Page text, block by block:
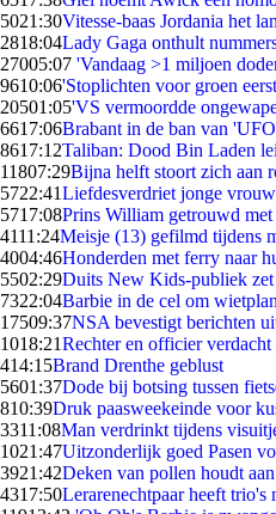
5021:30Vitesse-baas Jordania het
2818:04Lady Gaga onthult
27005:07 'Vandaag >1 miljoen
9610:06'Stoplichten voor groen
20501:05'VS vermoordde
6617:06Brabant in de ban van
8617:12Taliban: Dood Bin Laden
11807:29Bijna helft stoort zich aan
5722:41Liefdesverdriet jonge
5717:08Prins William getrouwd
4111:24Meisje (13) gefilmd tijdens
4004:46Honderden met ferry naar
5502:29Duits New Kids-publiek zet
7322:04Barbie in de cel om
17509:37NSA bevestigt berichten
1018:21Rechter en officier
414:15Brand Drenthe geblust
5601:37Dode bij botsing tussen
810:39Druk paasweekeinde voor
3311:08Man verdrinkt tijdens
1021:47Uitzonderlijk goed Pasen
3921:42Deken van pollen houdt aan
4317:50Lerarenechtpaar heeft trio's